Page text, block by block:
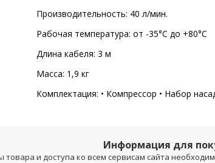
Производительность: 40 л/мин.
Рабочая температура: от -35°С до +80°С
Длина кабеля: 3 м
Масса: 1,9 кг
Комплектация: • Компрессор • Набор
Информация для
и доступа ко всем сервисам сайта